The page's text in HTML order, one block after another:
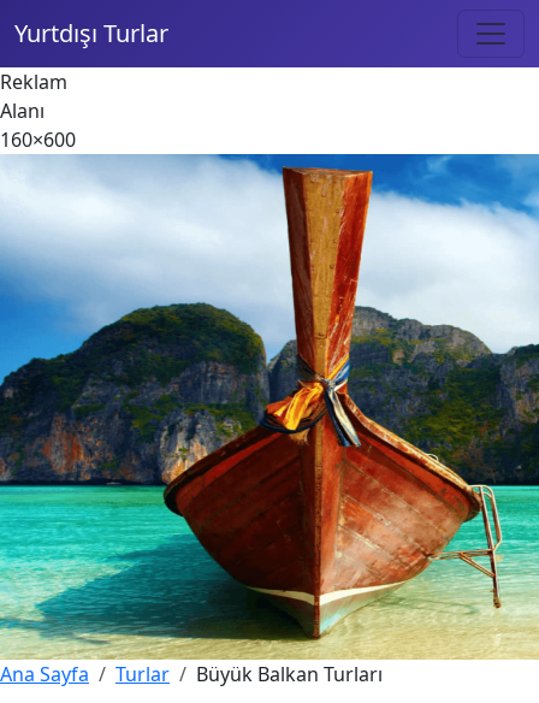
Yurtdışı Turlar
Reklam
Alanı
160×600
Ana Sayfa Turlar Büyük Balkan Turları